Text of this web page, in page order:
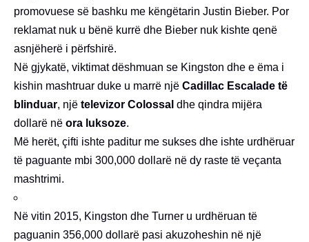
promovuese së bashku me këngëtarin Justin Bieber. Por
reklamat nuk u bënë kurrë dhe Bieber nuk kishte qenë
asnjëherë i përfshirë.
Në gjykatë, viktimat dëshmuan se Kingston dhe e ëma i
kishin mashtruar duke u marrë një Cadillac Escalade të
blinduar, një televizor Colossal dhe qindra mijëra
dollarë në ora luksoze.
Më herët, çifti ishte paditur me sukses dhe ishte urdhëruar
të paguante mbi 300,000 dollarë në dy raste të veçanta
mashtrimi.
Në vitin 2015, Kingston dhe Turner u urdhëruan të
paguanin 356,000 dollarë pasi akuzoheshin në një